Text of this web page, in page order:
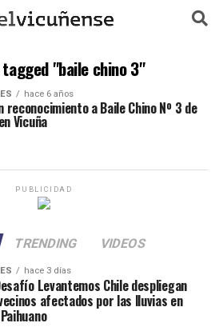
"baile chino 3"
hace 6 años
reconocimiento a Baile Chino Nº 3 de
Vicuña
PUBLICIDAD
TRENDING VIDEOS
hace 3 días
Levantemos Chile despliegan
afectados por las lluvias en